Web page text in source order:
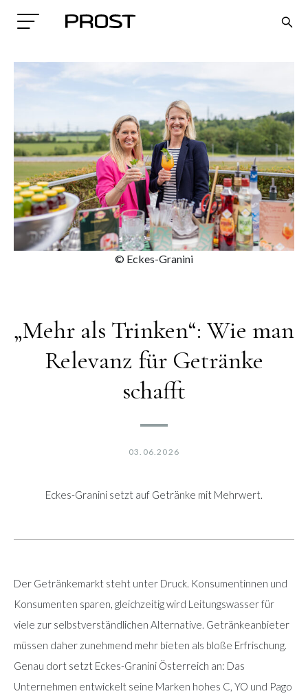
Search
© Eckes-Granini
„Mehr als Trinken“: Wie man
Relevanz für Getränke
schafft
03.06.2026
Eckes-Granini setzt auf Getränke mit Mehrwert.
Der Getränkemarkt steht unter Druck. Konsumentinnen und
Konsumenten sparen, gleichzeitig wird Leitungswasser für
viele zur selbstverständlichen Alternative. Getränkeanbieter
müssen daher zunehmend mehr bieten als bloße Erfrischung.
Genau dort setzt Eckes-Granini Österreich an: Das
Unternehmen entwickelt seine Marken hohes C, YO und Pago